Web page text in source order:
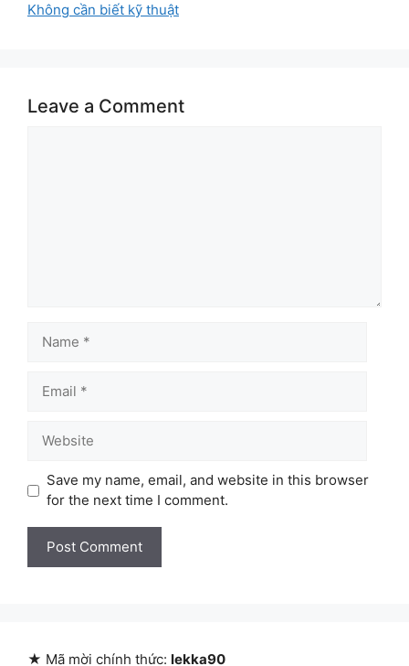
Không cần biết kỹ thuật
Leave a Comment
Save my name, email, and website in this browser
for the next time I comment.
★ Mã mời chính thức: lekka90